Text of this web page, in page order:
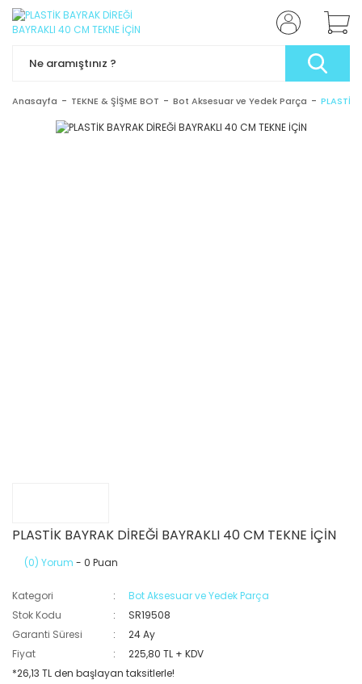
Anasayfa TEKNE & ŞİŞME BOT Bot Aksesuar ve Yedek Parça PLASTİK
PLASTİK BAYRAK DİREĞİ BAYRAKLI 40 CM TEKNE İÇİN
(0) Yorum - 0 Puan
Kategori
Bot Aksesuar ve Yedek Parça
Stok Kodu
SR19508
Garanti Süresi
24 Ay
Fiyat
225,80 TL + KDV
*26,13 TL den başlayan taksitlerle!